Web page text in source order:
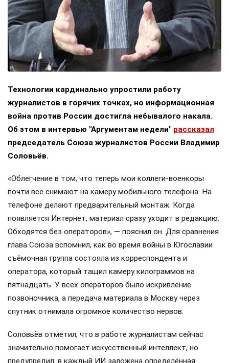
Технологии кардинально упростили работу
журналистов в горячих точках, но информационная
война против России достигла небывалого накала.
Об этом в интервью "Аргументам недели" рассказал
председатель Союза журналистов России Владимир
Соловьёв.
«Облегчение в том, что теперь мои коллеги-военкоры
почти всё снимают на камеру мобильного телефона. На
телефоне делают предварительный монтаж. Когда
появляется Интернет, материал сразу уходит в редакцию.
Обходятся без операторов», — пояснил он. Для сравнения
глава Союза вспомнил, как во время войны в Югославии
съёмочная группа состояла из корреспондента и
оператора, который тащил камеру килограммов на
пятнадцать. У всех операторов было искривление
позвоночника, а передача материала в Москву через
спутник отнимала огромное количество нервов.
Соловьёв отметил, что в работе журналистам сейчас
значительно помогает искусственный интеллект, но
предупредил: в каждый ИИ заложена определённая